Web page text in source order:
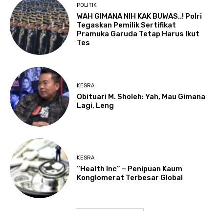
POLITIK
WAH GIMANA NIH KAK BUWAS..! Polri
Tegaskan Pemilik Sertifikat
Pramuka Garuda Tetap Harus Ikut
Tes
KESRA
Obituari M. Sholeh: Yah, Mau Gimana
Lagi, Leng
KESRA
“Health Inc” – Penipuan Kaum
Konglomerat Terbesar Global